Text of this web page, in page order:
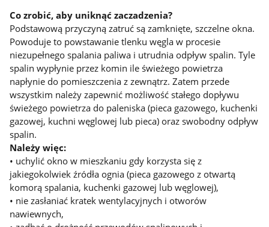
Co zrobić, aby uniknąć zaczadzenia?
Podstawową przyczyną zatruć są zamknięte, szczelne okna.
Powoduje to powstawanie tlenku węgla w procesie
niezupełnego spalania paliwa i utrudnia odpływ spalin. Tyle
spalin wypłynie przez komin ile świeżego powietrza
napłynie do pomieszczenia z zewnątrz. Zatem przede
wszystkim należy zapewnić możliwość stałego dopływu
świeżego powietrza do paleniska (pieca gazowego, kuchenki
gazowej, kuchni węglowej lub pieca) oraz swobodny odpływ
spalin.
Należy więc:
• uchylić okno w mieszkaniu gdy korzysta się z
jakiegokolwiek źródła ognia (pieca gazowego z otwartą
komorą spalania, kuchenki gazowej lub węglowej),
• nie zasłaniać kratek wentylacyjnych i otworów
nawiewnych,